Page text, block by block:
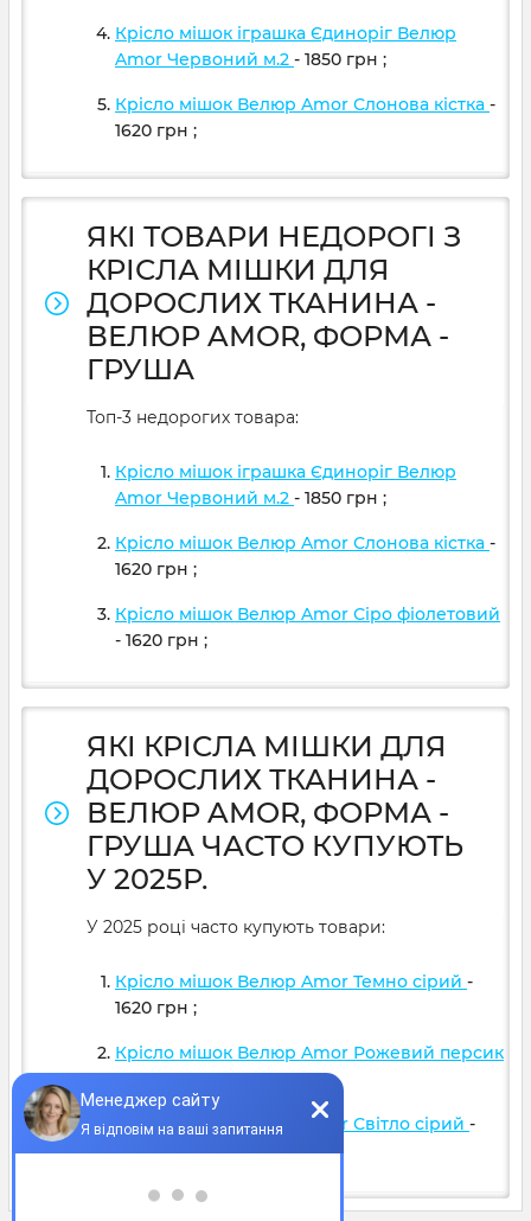
Крісло мішок іграшка Єдиноріг Велюр
Amor Червоний м.2 - 1850 грн ;
Крісло мішок Велюр Amor Слонова кістка -
1620 грн ;
ЯКІ ТОВАРИ НЕДОРОГІ З
КРІСЛА МІШКИ ДЛЯ
ДОРОСЛИХ ТКАНИНА -
ВЕЛЮР AMOR, ФОРМА -
ГРУША
Топ-3 недорогих товара:
Крісло мішок іграшка Єдиноріг Велюр
Amor Червоний м.2 - 1850 грн ;
Крісло мішок Велюр Amor Слонова кістка -
1620 грн ;
Крісло мішок Велюр Amor Сіро фіолетовий
- 1620 грн ;
ЯКІ КРІСЛА МІШКИ ДЛЯ
ДОРОСЛИХ ТКАНИНА -
ВЕЛЮР AMOR, ФОРМА -
ГРУША ЧАСТО КУПУЮТЬ
У 2025Р.
У 2025 році часто купують товари:
Крісло мішок Велюр Amor Темно сірий -
1620 грн ;
Крісло мішок Велюр Amor Рожевий персик
- 1620грн;
Крісло мішок Велюр Amor Світло сірий -
1620грн;